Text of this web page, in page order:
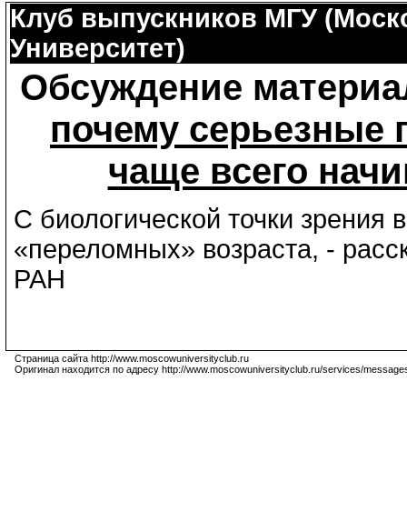
Клуб выпускников МГУ
Университет)
Обсуждение
почему
чаще всего
С биологической точки зрения
«переломных» возраста, -
РАН
Страница сайта http://www.moscowuniversityclub.ru
Оригинал находится по адресу http://www.moscowuniversityclub.ru/services/